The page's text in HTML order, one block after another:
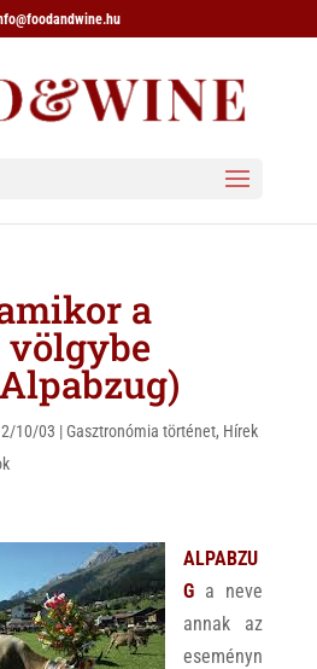
a
10/03 |Gasztronómia történet, Hírek
ALPABZU
Ga neve
annak az
eseményn